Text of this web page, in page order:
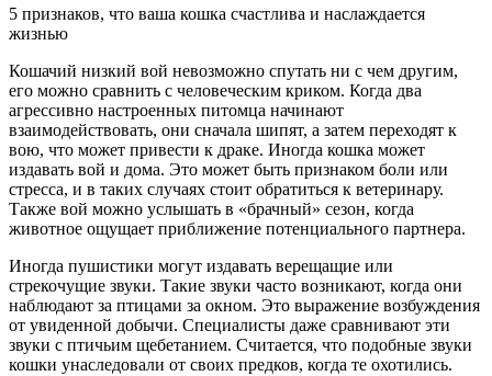
5 признаков, что ваша кошка счастлива и наслаждается
жизнью
Кошачий низкий вой невозможно спутать ни с чем другим,
его можно сравнить с человеческим криком. Когда два
агрессивно настроенных питомца начинают
взаимодействовать, они сначала шипят, а затем переходят к
вою, что может привести к драке. Иногда кошка может
издавать вой и дома. Это может быть признаком боли или
стресса, и в таких случаях стоит обратиться к ветеринару.
Также вой можно услышать в «брачный» сезон, когда
животное ощущает приближение потенциального партнера.
Иногда пушистики могут издавать верещащие или
стрекочущие звуки. Такие звуки часто возникают, когда они
наблюдают за птицами за окном. Это выражение возбуждения
от увиденной добычи. Специалисты даже сравнивают эти
звуки с птичьим щебетанием. Считается, что подобные звуки
кошки унаследовали от своих предков, когда те охотились.